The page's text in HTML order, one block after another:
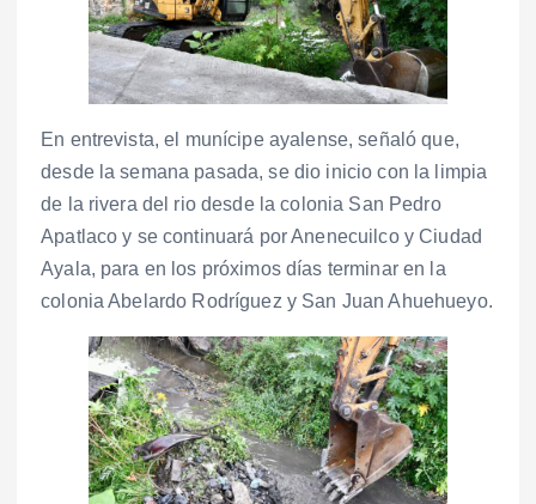
En entrevista, el munícipe ayalense, señaló que,
desde la semana pasada, se dio inicio con la limpia
de la rivera del rio desde la colonia San Pedro
Apatlaco y se continuará por Anenecuilco y Ciudad
Ayala, para en los próximos días terminar en la
colonia Abelardo Rodríguez y San Juan Ahuehueyo.